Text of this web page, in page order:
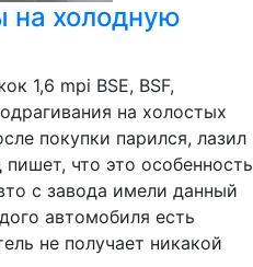
на холодную
1,6 mpi BSE, BSF,
на холостых
покупки парился, лазил
что это особенность
с завода имели данный
автомобиля есть
не получает никакой